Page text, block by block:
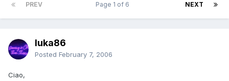
PREV NEXT
Page 1 of 6
luka86
Posted February 7, 2006
Ciao,